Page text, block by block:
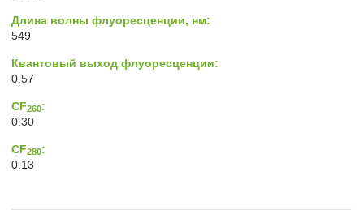
Длина волны флуоресценции, нм:
549
Квантовый выход флуоресценции:
0.57
CF260:
0.30
CF280:
0.13